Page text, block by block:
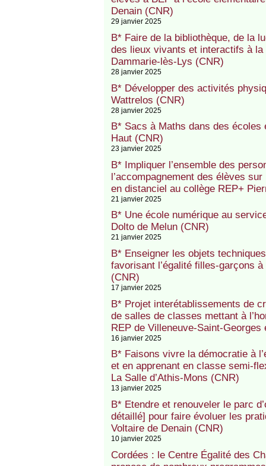
Denain (CNR)
29 janvier 2025
B* Faire de la bibliothèque, de la
des lieux vivants et interactifs à
Dammarie-lès-Lys (CNR)
28 janvier 2025
B* Développer des activités
Wattrelos (CNR)
28 janvier 2025
B* Sacs à Maths dans des
Haut (CNR)
23 janvier 2025
B* Impliquer l’ensemble des
l’accompagnement des élèves
en distanciel au collège REP+
21 janvier 2025
B* Une école numérique au
Dolto de Melun (CNR)
21 janvier 2025
B* Enseigner les objets
favorisant l’égalité filles-garçons
(CNR)
17 janvier 2025
B* Projet interétablissements de
de salles de classes mettant à
REP de Villeneuve-Saint-
16 janvier 2025
B* Faisons vivre la démocratie à
et en apprenant en classe semi-
La Salle d’Athis-Mons (CNR)
13 janvier 2025
B* Etendre et renouveler le parc
détaillé] pour faire évoluer les
Voltaire de Denain (CNR)
10 janvier 2025
Cordées : le Centre Égalité des